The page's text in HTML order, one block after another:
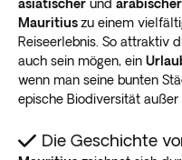
asiatischer und arabischer
Mauritiuszu einem
Reiseerlebnis. So attraktiv
auch sein mögen, ein
wenn man seine bunten
epische Biodiversität außer
Die Geschichte